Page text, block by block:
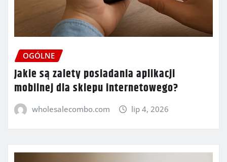
OGÓLNE
Jakie są zalety posiadania aplikacji
mobilnej dla sklepu internetowego?
wholesalecombo.com lip 4, 2026